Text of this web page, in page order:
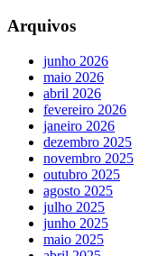
Arquivos
junho 2026
maio 2026
abril 2026
fevereiro 2026
janeiro 2026
dezembro 2025
novembro 2025
outubro 2025
agosto 2025
julho 2025
junho 2025
maio 2025